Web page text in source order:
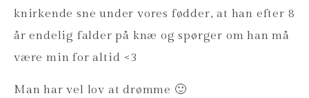
knirkende sne under vores fødder, at han efter 8
år endelig falder på knæ og spørger om han må
være min for altid <3
Man har vel lov at drømme 🙂